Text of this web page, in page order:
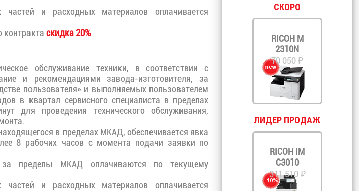
частей и расходных материалов оплачивается
контракта скидка 20%
обслуживание техники, в соответствии с
и рекомендациями завода-изготовителя, за
пользователя» и выполняемых пользователем
в квартал сервисного специалиста в пределах
для проведения технического обслуживания,
в пределах МКАД, обеспечивается явка
8 рабочих часов с момента подачи заявки по
пределы МКАД оплачиваются по текущему
частей и расходных материалов оплачивается
СКОРО
RICOH M
2310N
70 050 ₽
ЛИДЕР ПРОДАЖ
RICOH IM
C3010
311 510 ₽